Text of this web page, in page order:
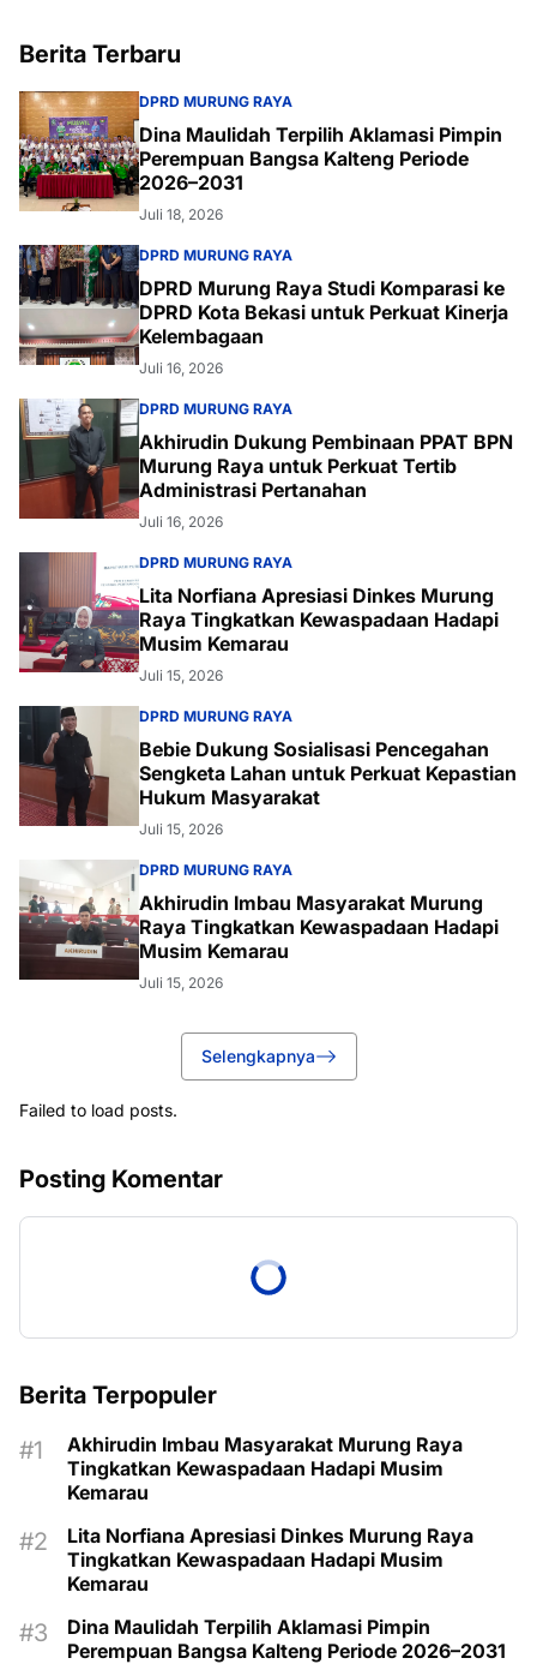
Berita Terbaru
DPRD MURUNG RAYA
Dina Maulidah Terpilih Aklamasi Pimpin
Perempuan Bangsa Kalteng Periode
2026–2031
Juli 18, 2026
DPRD MURUNG RAYA
DPRD Murung Raya Studi Komparasi ke
DPRD Kota Bekasi untuk Perkuat Kinerja
Kelembagaan
Juli 16, 2026
DPRD MURUNG RAYA
Akhirudin Dukung Pembinaan PPAT BPN
Murung Raya untuk Perkuat Tertib
Administrasi Pertanahan
Juli 16, 2026
DPRD MURUNG RAYA
Lita Norfiana Apresiasi Dinkes Murung
Raya Tingkatkan Kewaspadaan Hadapi
Musim Kemarau
Juli 15, 2026
DPRD MURUNG RAYA
Bebie Dukung Sosialisasi Pencegahan
Sengketa Lahan untuk Perkuat Kepastian
Hukum Masyarakat
Juli 15, 2026
DPRD MURUNG RAYA
Akhirudin Imbau Masyarakat Murung
Raya Tingkatkan Kewaspadaan Hadapi
Musim Kemarau
Juli 15, 2026
Selengkapnya
Failed to load posts.
Posting Komentar
Berita Terpopuler
Akhirudin Imbau Masyarakat Murung Raya
Tingkatkan Kewaspadaan Hadapi Musim
Kemarau
Lita Norfiana Apresiasi Dinkes Murung Raya
Tingkatkan Kewaspadaan Hadapi Musim
Kemarau
Dina Maulidah Terpilih Aklamasi Pimpin
Perempuan Bangsa Kalteng Periode 2026–2031